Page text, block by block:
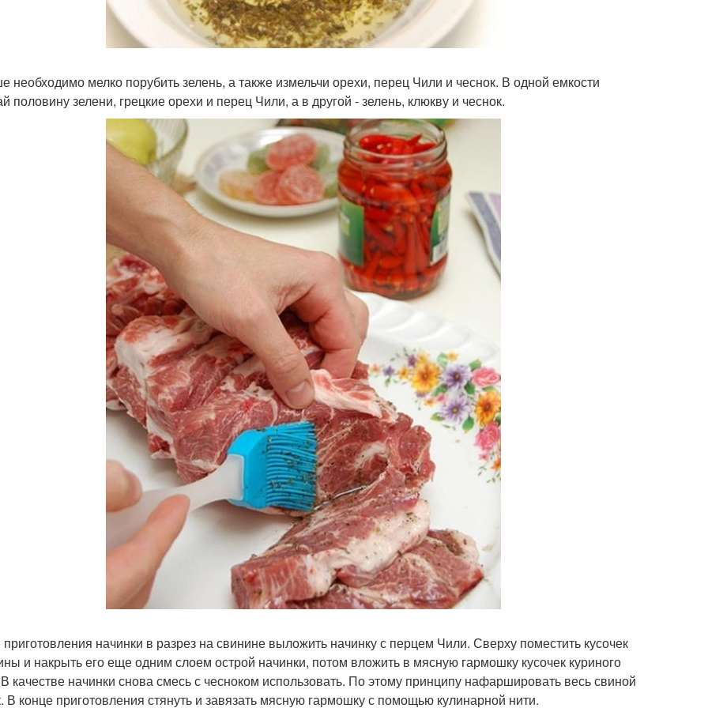
необходимо мелко порубить зелень, а также измельчи орехи, перец Чили и чеснок. В одной емкости
половину зелени, грецкие орехи и перец Чили, а в другой - зелень, клюкву и чеснок.
начинки в разрез на свинине выложить начинку с перцем Чили. Сверху поместить кусочек
и накрыть его еще одним слоем острой начинки, потом вложить в мясную гармошку кусочек куриного
качестве начинки снова смесь с чесноком использовать. По этому принципу нафаршировать весь свиной
В конце приготовления стянуть и завязать мясную гармошку с помощью кулинарной нити.